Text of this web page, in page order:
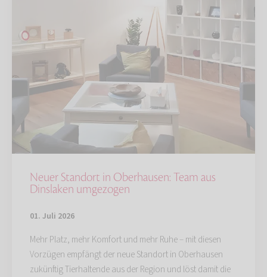
Neuer Standort in Oberhausen: Team aus
Dinslaken umgezogen
01. Juli 2026
Mehr Platz, mehr Komfort und mehr Ruhe – mit diesen
Vorzügen empfängt der neue Standort in Oberhausen
zukünftig Tierhaltende aus der Region und löst damit die